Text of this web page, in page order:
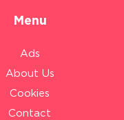
Menu
Ads
About Us
Cookies
Contact